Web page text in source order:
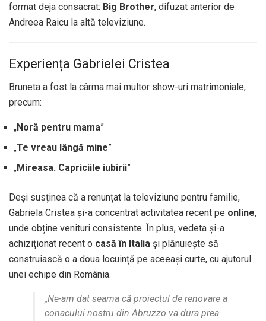
format deja consacrat: Big Brother, difuzat anterior de
Andreea Raicu la altă televiziune.
Experiența Gabrielei Cristea
Bruneta a fost la cârma mai multor show-uri matrimoniale,
precum:
„Noră pentru mama”
„Te vreau lângă mine”
„Mireasa. Capriciile iubirii”
Deși susținea că a renunțat la televiziune pentru familie,
Gabriela Cristea și-a concentrat activitatea recent pe online,
unde obține venituri consistente. În plus, vedeta și-a
achiziționat recent o casă în Italia și plănuiește să
construiască o a doua locuință pe aceeași curte, cu ajutorul
unei echipe din România.
„Ne-am dat seama că proiectul de renovare a
conacului nostru din Abruzzo va dura prea